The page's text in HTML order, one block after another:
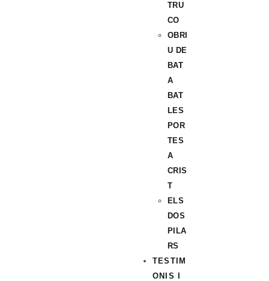
TRU
CO
OBRI
U DE
BAT
A
BAT
LES
POR
TES
A
CRIS
T
ELS
DOS
PILA
RS
TESTIM
ONIS I